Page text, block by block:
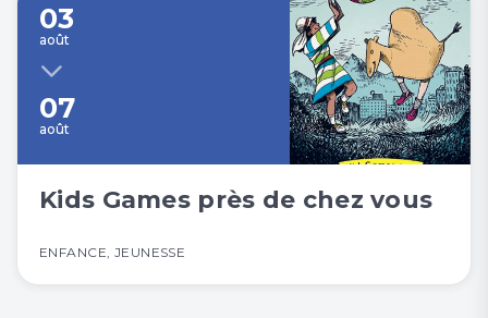
03
août
07
août
Kids Games près de chez vous
ENFANCE, JEUNESSE